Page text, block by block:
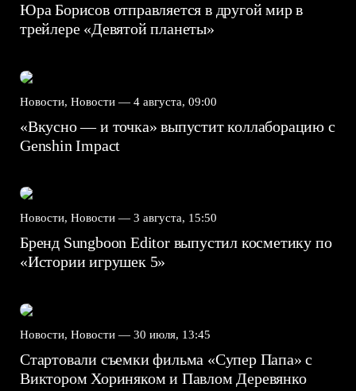
Юра Борисов отправляется в другой мир в
трейлере «Девятой планеты»
Новости, Новости — 4 августа, 09:00
«Вкусно — и точка» выпустит коллаборацию с
Genshin Impact⁠⁠
Новости, Новости — 3 августа, 15:50
Бренд Sungboon Editor выпустил косметику по
«Истории игрушек 5»
Новости, Новости — 30 июля, 13:45
Стартовали съемки фильма «Супер Папа» с
Виктором Хориняком и Павлом Деревянко